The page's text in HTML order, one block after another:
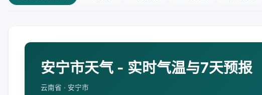
安宁市天气 - 实时气温与7天预报
云南省 · 安宁市